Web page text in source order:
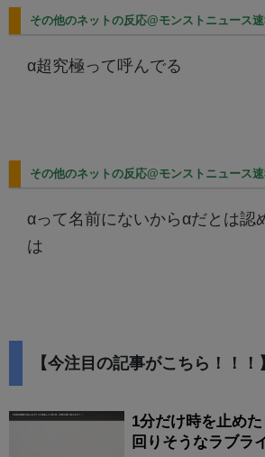
その他のネットの反応@モンストニュース
α超究極って呼んでる
その他のネットの反応@モンストニュース
αって名前にないからαだとは
は
【今注目の記事がこちら！！！】
1分だけ時を止め
回りそうなラブラ